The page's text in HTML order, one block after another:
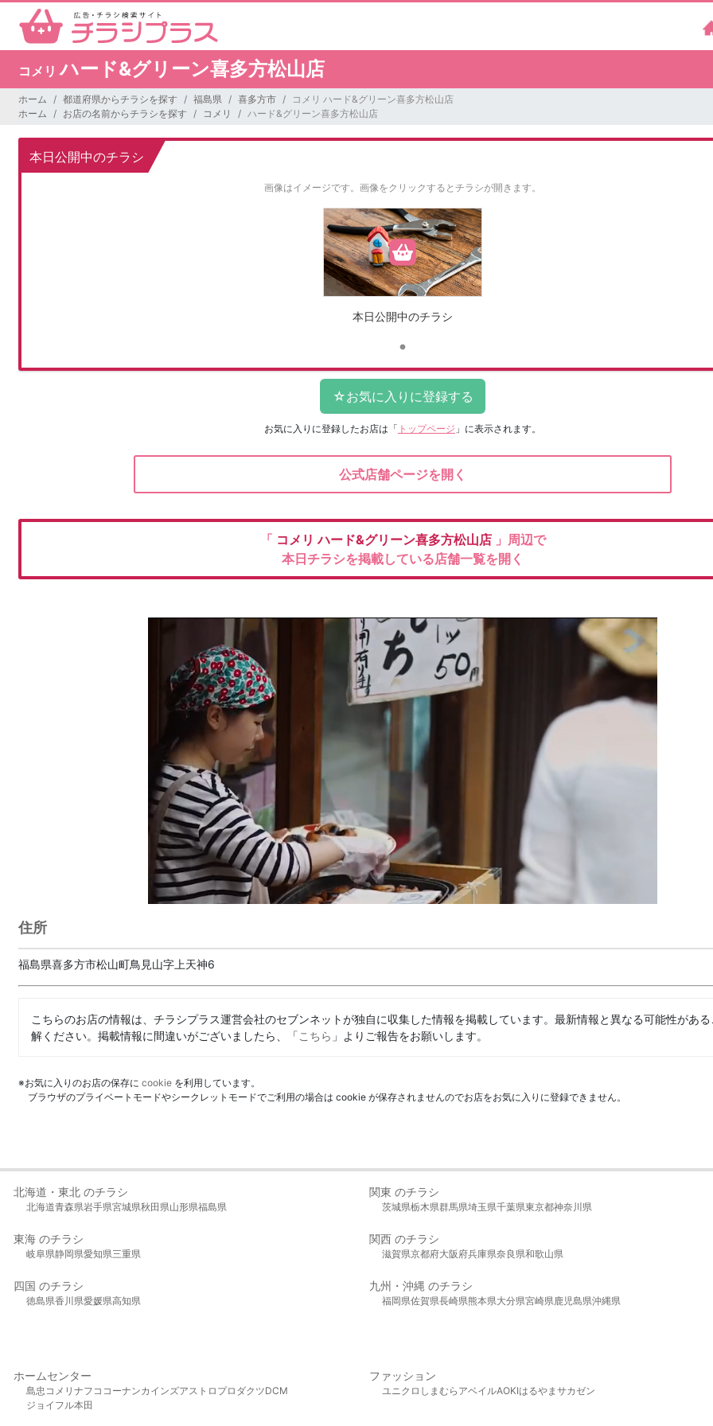
コメリハード&グリーン喜多方松山店
ホーム 都道府県からチラシを探す 福島県 喜多方市
コメリ ハード&グリーン喜多方松山店
ホーム
お店の名前からチラシを探す コメリ ハード&グリーン喜多方松山店
本日公開中のチラシ
画像はイメージです。 画像をクリックするとチラシが開きます。
本日公開中のチラシ
お気に入りに登録したお店は 「 トップページ 」に表示されます。
公式店舗ページを開く
「 コメリハード&グリーン喜多方松山店 」周辺で
本日チラシを掲載している店舗一覧を開く
住所
福島県喜多方市松山町鳥見山字上天神6
こちらのお店の情報は、チラシプラス運営会社のセブンネットが独自に収集した情報を掲載しています。最新情報と異なる可能性があ
解ください。掲載情報に間違いがございましたら、「こちら 」よりご報告をお願いします。
※お気に入りのお店の保存に cookie を利用しています。
ブラウザのプライベートモードやシークレットモードでご利用の場合は cookie が保存されませんのでお店をお気に入りに登録できません。
北海道・東北 のチラシ
北海道青森県岩手県宮城県秋田県山形県福島県
関東 のチラシ
茨城県栃木県群馬県埼玉県千葉県東京都神奈川県
東海 のチラシ
岐阜県静岡県愛知県三重県
関西 のチラシ
滋賀県京都府大阪府兵庫県奈良県和歌山県
四国 のチラシ
徳島県香川県愛媛県高知県
九州・沖縄 のチラシ
福岡県佐賀県長崎県熊本県大分県宮崎県鹿児島県沖縄県
ホームセンター
島忠 コメリ ナフコ コーナンカインズアストロプロダクツDCM
ジョイフル本田
ファッション
ユニクロ しまむら アベイルAOKIはるやま サカゼン